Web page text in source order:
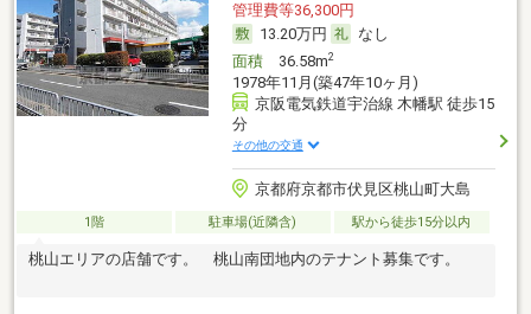
管理費等36,300円
13.20万円
なし
面積36.58m2
1978年11月(築47年10ヶ月)
京阪電気鉄道宇治線 木幡駅 徒歩15
分
その他の交通
京都府京都市伏見区桃山町大島
1階 駐車場(近隣含) 駅から徒歩15分以内
桃山エリアの店舗です。 桃山南団地内のテナント募集です。